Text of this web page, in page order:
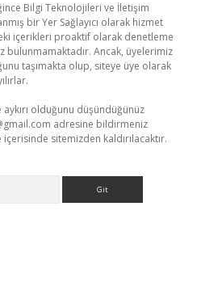
Bilgi Teknolojileri ve İletişim
bir Yer Sağlayıcı olarak hizmet
içerikleri proaktif olarak denetleme
bulunmamaktadır. Ancak, üyelerimiz
taşımakta olup, siteye üye olarak
olduğunu düşündüğünüz
adresine bildirmeniz
sitemizden kaldırılacaktır.